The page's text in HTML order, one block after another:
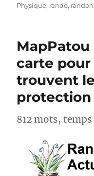
le
Physique, rando,
carte pour
trouvent
812 mots,